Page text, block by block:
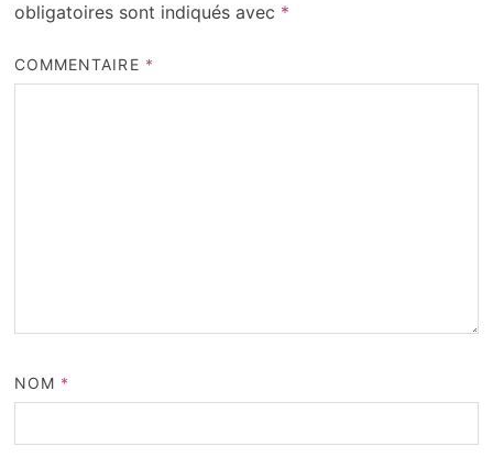
obligatoires sont indiqués avec *
COMMENTAIRE *
NOM *